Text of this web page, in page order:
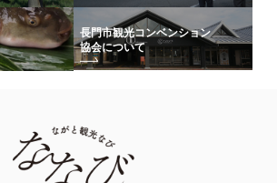
長門市観光コンベンション
協会について